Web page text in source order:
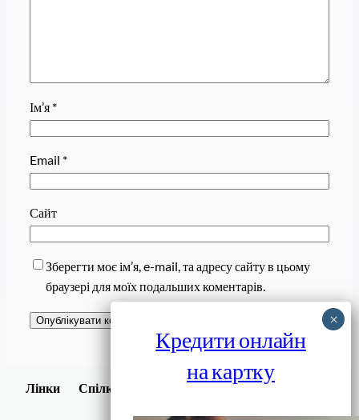
Ім’я *
Email *
Сайт
Зберегти моє ім’я, e-mail, та адресу сайту в цьому
браузері для моїх подальших коментарів.
Лінки Спілки
Завантажити
Кредити онлайн
на картку